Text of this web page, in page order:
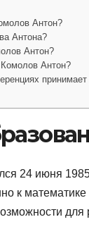
Антон?
Антона?
Антон?
Антон?
24 июня
к
для